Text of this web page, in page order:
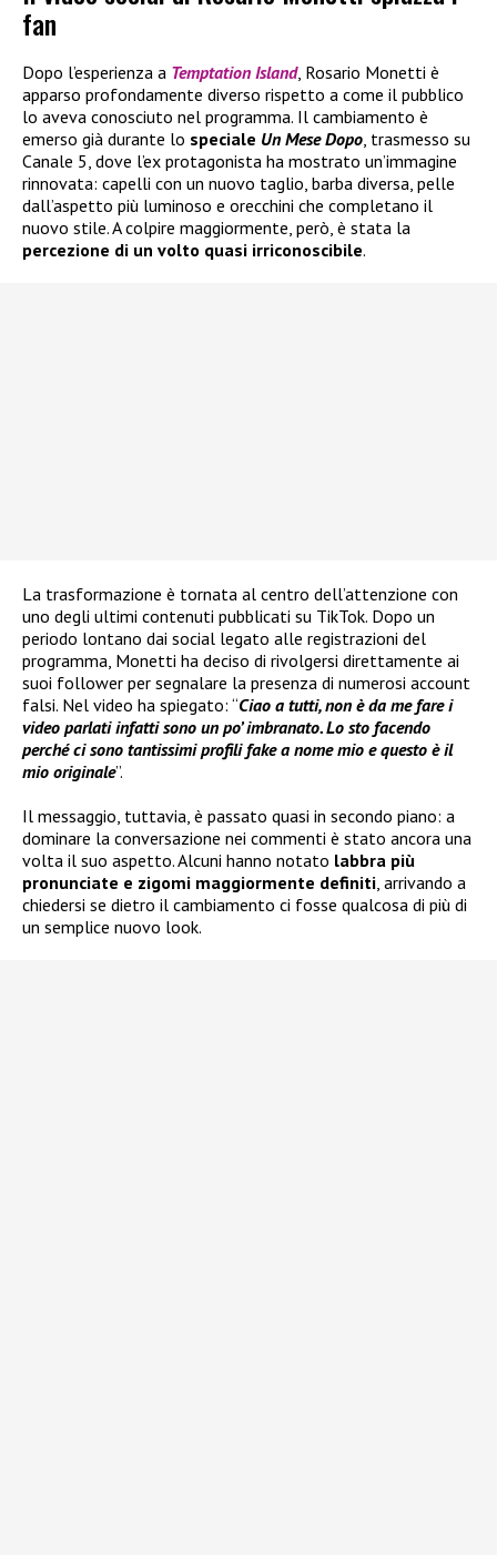
fan
Dopo l’esperienza a Temptation Island, Rosario Monetti è
apparso profondamente diverso rispetto a come il pubblico
lo aveva conosciuto nel programma. Il cambiamento è
emerso già durante lo speciale Un Mese Dopo, trasmesso su
Canale 5, dove l’ex protagonista ha mostrato un’immagine
rinnovata: capelli con un nuovo taglio, barba diversa, pelle
dall’aspetto più luminoso e orecchini che completano il
nuovo stile. A colpire maggiormente, però, è stata la
percezione di un volto quasi irriconoscibile.
La trasformazione è tornata al centro dell’attenzione con
uno degli ultimi contenuti pubblicati su TikTok. Dopo un
periodo lontano dai social legato alle registrazioni del
programma, Monetti ha deciso di rivolgersi direttamente ai
suoi follower per segnalare la presenza di numerosi account
falsi. Nel video ha spiegato: “Ciao a tutti, non è da me fare i
video parlati infatti sono un po’ imbranato. Lo sto facendo
perché ci sono tantissimi profili fake a nome mio e questo è il
mio originale”.
Il messaggio, tuttavia, è passato quasi in secondo piano: a
dominare la conversazione nei commenti è stato ancora una
volta il suo aspetto. Alcuni hanno notato labbra più
pronunciate e zigomi maggiormente definiti, arrivando a
chiedersi se dietro il cambiamento ci fosse qualcosa di più di
un semplice nuovo look.